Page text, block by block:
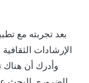
بعد تجربته مع
الإرشادات
وأدرك أن هناك